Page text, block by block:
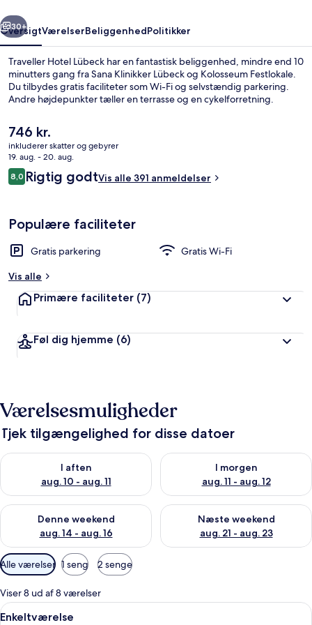
Reception
Næste
30+
OversigtVærelserBeliggenhedPolitikker
Traveller Hotel Lübeck har en fantastisk beliggenhed, mindre end 10
minutters gang fra Sana Klinikker Lübeck og Kolosseum Festlokale.
Du tilbydes gratis faciliteter som Wi-Fi og selvstændig parkering.
Andre højdepunkter tæller en terrasse og en cykelforretning.
Den
nuværende
pris
er
746 kr.
746 kr.
inkluderer skatter og gebyrer
19. aug. - 20. aug.
Anmeldelser
8,08,0 ud af 10.
Rigtig godtVis alle 391 anmeldelser
Populære faciliteter
Gratis parkering
Gratis Wi-Fi
Vis alle
Primære faciliteter (7)
Føl dig hjemme (6)
Værelsesmuligheder
Tjek tilgængelighed for disse datoer
I aften
aug. 10 - aug. 11
Tjek tilgængelighed for i aften aug. 10 - aug. 11
I morgen
aug. 11 - aug. 12
Tjek tilgængelighed for i
Denne weekend
aug. 14 - aug. 16
Tjek tilgængelighed for denne weekend aug. 14 - aug. 16
Næste weekend
aug. 21 - aug. 23
Tjek tilgængelighed for næste
Tilgængelige
filtre
for
værelser
Alle værelser 1 seng 2 senge
Viser 8 ud af 8 værelser
Indlæs
Et hotelværelse med seng,
9
Enkeltværelse